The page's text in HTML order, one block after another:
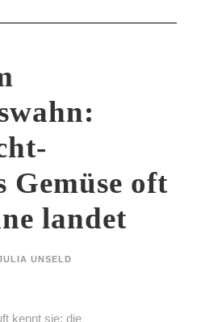
Gemüse oft
landet
UNSELD
kennt sie: die